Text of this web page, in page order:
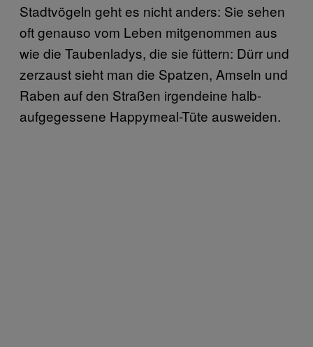
Stadtvögeln geht es nicht anders: Sie sehen
oft genauso vom Leben mitgenommen aus
wie die Taubenladys, die sie füttern: Dürr und
zerzaust sieht man die Spatzen, Amseln und
Raben auf den Straßen irgendeine halb-
aufgegessene Happymeal-Tüte ausweiden.